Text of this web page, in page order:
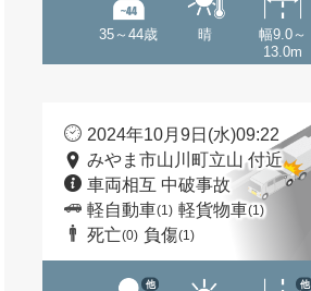
35～44歳 晴
幅9.0～
13.0m
2024年10月9日(水)09:22
みやま市山川町立山 付近
車両相互 中破事故
軽自動車(1) 軽貨物車(1)
死亡(0) 負傷(1)
他 他